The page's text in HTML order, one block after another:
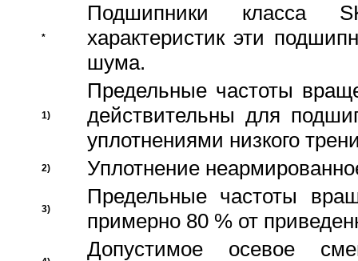
*
Подшипники класса
характеристик эти
шума.
1)
Предельные частоты
действительны для
уплотнениями низкого
2) Уплотнение
3)
Предельные частоты
примерно 80 % от
Допустимое осевое